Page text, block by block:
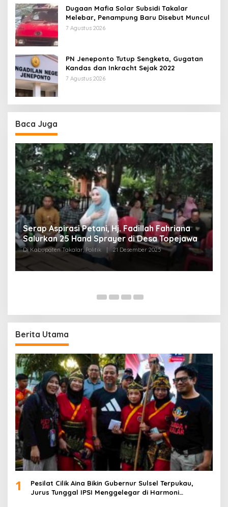
Dugaan Mafia Solar Subsidi Takalar
Melebar, Penampung Baru Disebut Muncul
7 Agustus 2026
PN Jeneponto Tutup Sengketa, Gugatan
Kandas dan Inkracht Sejak 2022
7 Agustus 2026
Baca Juga
Disambut Antusias Warga, Andi Nurul Fathiya
Kembali Turun Reses di Banggae
Di Politik, Sulbar | 13 Oktober 2025
Berita Utama
1
Pesilat Cilik Aina Bikin Gubernur Sulsel Terpukau,
Jurus Tunggal IPSI Menggelegar di Harmoni